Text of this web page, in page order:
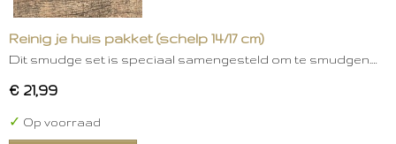
Reinig je huis pakket (schelp 14/17 cm)
Dit smudge set is speciaal samengesteld om te smudgen.…
€ 21,99
✓ Op voorraad